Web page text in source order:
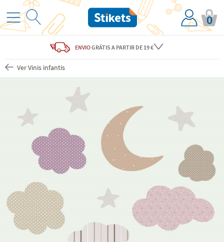
0
ENVIOGRÁTIS A PARTIR DE 19 €
Ver Vinis infantis